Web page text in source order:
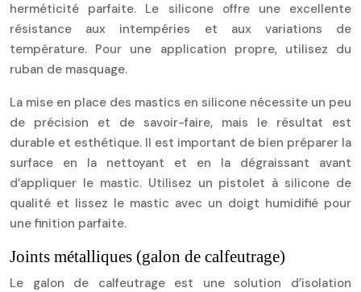
herméticité parfaite. Le silicone offre une excellente
résistance aux intempéries et aux variations de
température. Pour une application propre, utilisez du
ruban de masquage.
La mise en place des mastics en silicone nécessite un peu
de précision et de savoir-faire, mais le résultat est
durable et esthétique. Il est important de bien préparer la
surface en la nettoyant et en la dégraissant avant
d’appliquer le mastic. Utilisez un pistolet à silicone de
qualité et lissez le mastic avec un doigt humidifié pour
une finition parfaite.
Joints métalliques (galon de calfeutrage)
Le galon de calfeutrage est une solution d’isolation